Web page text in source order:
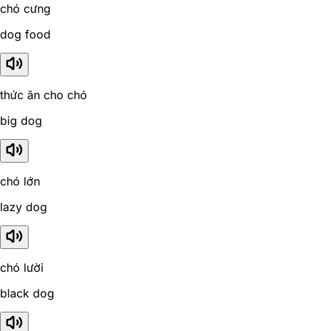
chó cưng
dog food
thức ăn cho chó
big dog
chó lớn
lazy dog
chó lười
black dog